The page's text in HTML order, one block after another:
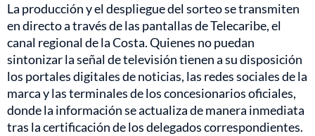
La producción y el despliegue del sorteo se transmiten
en directo a través de las pantallas de Telecaribe, el
canal regional de la Costa. Quienes no puedan
sintonizar la señal de televisión tienen a su disposición
los portales digitales de noticias, las redes sociales de la
marca y las terminales de los concesionarios oficiales,
donde la información se actualiza de manera inmediata
tras la certificación de los delegados correspondientes.